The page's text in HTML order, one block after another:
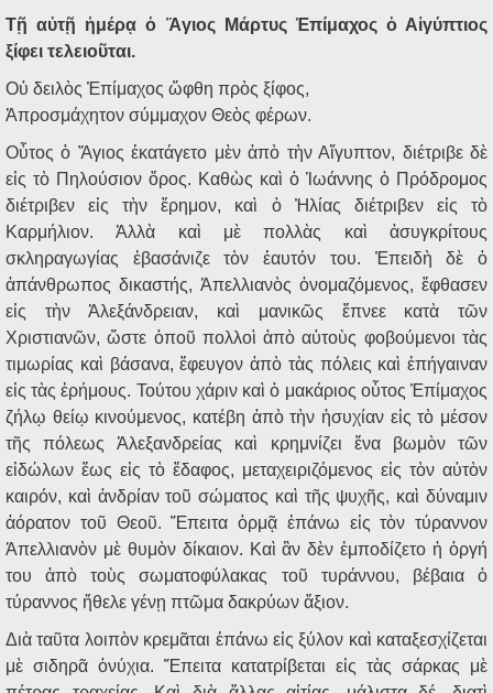
Τῇ αὐτῇ ἡμέρᾳ ὁ Ἅγιος Μάρτυς Ἐπίμαχος ὁ Αἰγύπτιος
ξίφει τελειοῦται.
Οὐ δειλὸς Ἐπίμαχος ὤφθη πρὸς ξίφος,
Ἀπροσμάχητον σύμμαχον Θεὸς φέρων.
Οὗτος ὁ Ἅγιος ἐκατάγετο μὲν ἀπὸ τὴν Αἴγυπτον, διέτριβε δὲ
εἰς τὸ Πηλούσιον ὄρος. Καθὼς καὶ ὁ Ἰωάννης ὁ Πρόδρομος
διέτριβεν εἰς τὴν ἔρημον, καὶ ὁ Ἠλίας διέτριβεν εἰς τὸ
Καρμήλιον. Ἀλλὰ καὶ μὲ πολλὰς καὶ ἀσυγκρίτους
σκληραγωγίας ἐβασάνιζε τὸν ἑαυτόν του. Ἐπειδὴ δὲ ὁ
ἀπάνθρωπος δικαστής, Ἀπελλιανὸς ὀνομαζόμενος, ἔφθασεν
εἰς τὴν Ἀλεξάνδρειαν, καὶ μανικῶς ἔπνεε κατὰ τῶν
Χριστιανῶν, ὥστε ὁποῦ πολλοὶ ἀπὸ αὐτοὺς φοβούμενοι τὰς
τιμωρίας καὶ βάσανα, ἔφευγον ἀπὸ τὰς πόλεις καὶ ἐπήγαιναν
εἰς τὰς ἐρήμους. Τούτου χάριν καὶ ὁ μακάριος οὗτος Ἐπίμαχος
ζήλῳ θείῳ κινούμενος, κατέβη ἀπὸ τὴν ἡσυχίαν εἰς τὸ μέσον
τῆς πόλεως Ἀλεξανδρείας καὶ κρημνίζει ἕνα βωμὸν τῶν
εἰδώλων ἕως εἰς τὸ ἔδαφος, μεταχειριζόμενος εἰς τὸν αὐτὸν
καιρόν, καὶ ἀνδρίαν τοῦ σώματος καὶ τῆς ψυχῆς, καὶ δύναμιν
ἀόρατον τοῦ Θεοῦ. Ἔπειτα ὁρμᾷ ἐπάνω εἰς τὸν τύραννον
Ἀπελλιανὸν μὲ θυμὸν δίκαιον. Καὶ ἂν δὲν ἐμποδίζετο ἡ ὀργή
του ἀπὸ τοὺς σωματοφύλακας τοῦ τυράννου, βέβαια ὁ
τύραννος ἤθελε γένῃ πτῶμα δακρύων ἄξιον.
Διὰ ταῦτα λοιπὸν κρεμᾶται ἐπάνω εἰς ξύλον καὶ καταξεσχίζεται
μὲ σιδηρᾶ ὀνύχια. Ἔπειτα κατατρίβεται εἰς τὰς σάρκας μὲ